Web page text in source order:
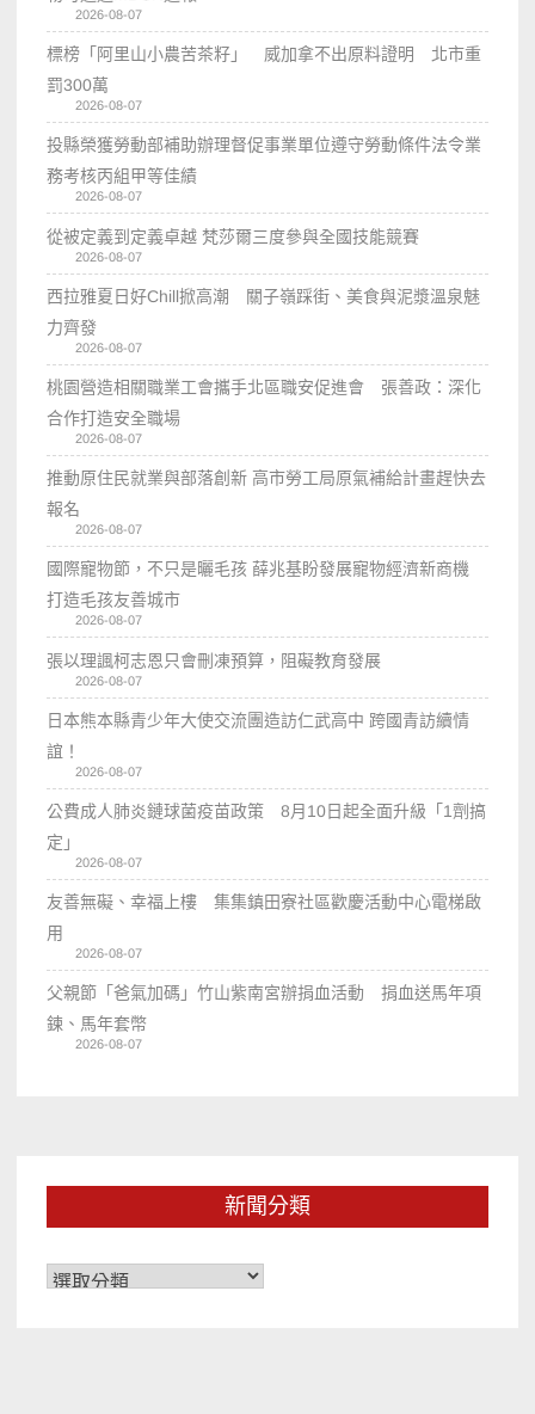
2026-08-07
標榜「阿里山小農苦茶籽」 威加拿不出原料證明 北市重
罰300萬
2026-08-07
投縣榮獲勞動部補助辦理督促事業單位遵守勞動條件法令業
務考核丙組甲等佳績
2026-08-07
從被定義到定義卓越 梵莎爾三度參與全國技能競賽
2026-08-07
西拉雅夏日好Chill掀高潮 關子嶺踩街、美食與泥漿溫泉魅
力齊發
2026-08-07
桃園營造相關職業工會攜手北區職安促進會 張善政：深化
合作打造安全職場
2026-08-07
推動原住民就業與部落創新 高市勞工局原氣補給計畫趕快去
報名
2026-08-07
國際寵物節，不只是曬毛孩 薛兆基盼發展寵物經濟新商機
打造毛孩友善城市
2026-08-07
張以理諷柯志恩只會刪凍預算，阻礙教育發展
2026-08-07
日本熊本縣青少年大使交流團造訪仁武高中 跨國青訪續情
誼！
2026-08-07
公費成人肺炎鏈球菌疫苗政策 8月10日起全面升級「1劑搞
定」
2026-08-07
友善無礙、幸福上樓 集集鎮田寮社區歡慶活動中心電梯啟
用
2026-08-07
父親節「爸氣加碼」竹山紫南宮辦捐血活動 捐血送馬年項
鍊、馬年套幣
2026-08-07
新聞分類
新